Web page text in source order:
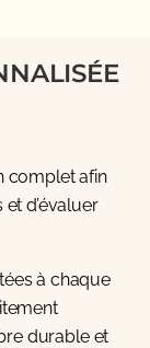
complet afin
d’évaluer
à chaque
durable et